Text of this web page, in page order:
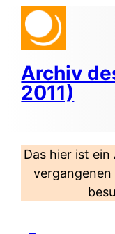
Zum
Inhalt
springen
Archiv
2011)
Das hier ist
vergangenen